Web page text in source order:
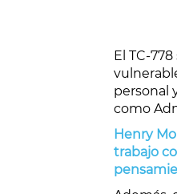
El TC-
personal
como
Henry
trabajo